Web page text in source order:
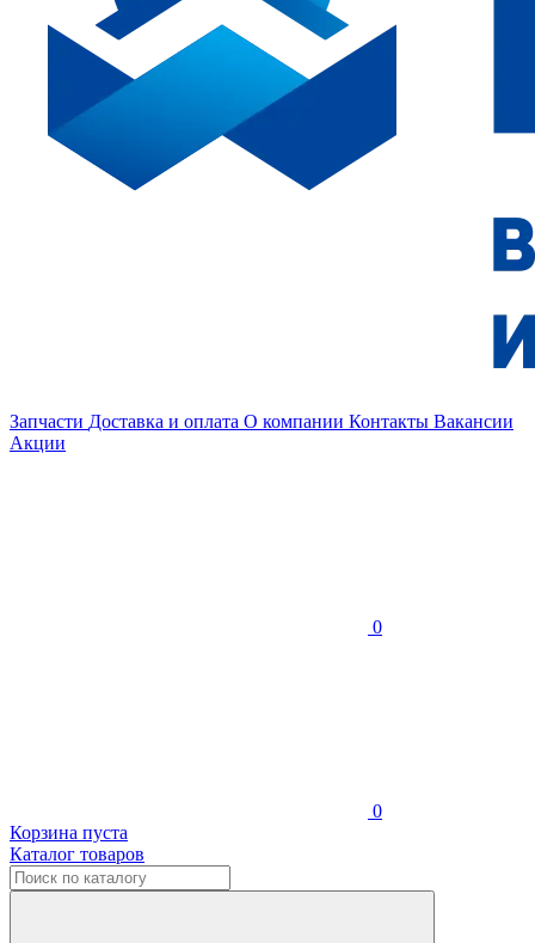
Запчасти Доставка и оплата О компании Контакты Вакансии
Акции
0
0
Корзина пуста
Каталог товаров